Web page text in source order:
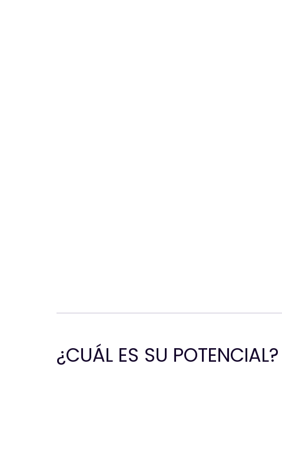
¿CUÁL ES SU POTENCIAL?